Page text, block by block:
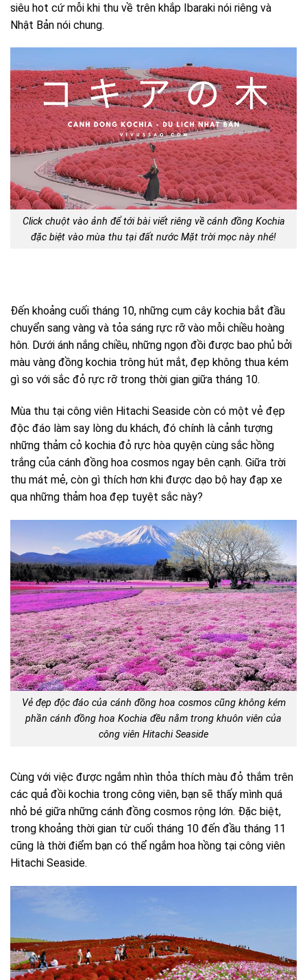
siêu hot cứ mỗi khi thu về trên khắp Ibaraki nói riêng và
Nhật Bản nói chung.
Click chuột vào ảnh để tới bài viết riêng về cánh đồng Kochia
đặc biệt vào mùa thu tại đất nước Mặt trời mọc này nhé!
Đến khoảng cuối tháng 10, những cụm cây kochia bắt đầu
chuyển sang vàng và tỏa sáng rực rỡ vào mỗi chiều hoàng
hôn. Dưới ánh nắng chiều, những ngọn đồi được bao phủ bởi
màu vàng đồng kochia trông hút mắt, đẹp không thua kém
gì so với sắc đỏ rực rỡ trong thời gian giữa tháng 10.
Mùa thu tại công viên Hitachi Seaside còn có một vẻ đẹp
độc đáo làm say lòng du khách, đó chính là cảnh tượng
những thảm cỏ kochia đỏ rực hòa quyện cùng sắc hồng
trắng của cánh đồng hoa cosmos ngay bên cạnh. Giữa trời
thu mát mẻ, còn gì thích hơn khi được dạo bộ hay đạp xe
qua những thảm hoa đẹp tuyệt sắc này?
Vẻ đẹp độc đáo của cánh đồng hoa cosmos cũng không kém
phần cánh đồng hoa Kochia đều nằm trong khuôn viên của
công viên Hitachi Seaside
Cùng với việc được ngắm nhìn thỏa thích màu đỏ thắm trên
các quả đồi kochia trong công viên, bạn sẽ thấy mình quá
nhỏ bé giữa những cánh đồng cosmos rộng lớn. Đặc biệt,
trong khoảng thời gian từ cuối tháng 10 đến đầu tháng 11
cũng là thời điểm bạn có thể ngắm hoa hồng tại công viên
Hitachi Seaside.